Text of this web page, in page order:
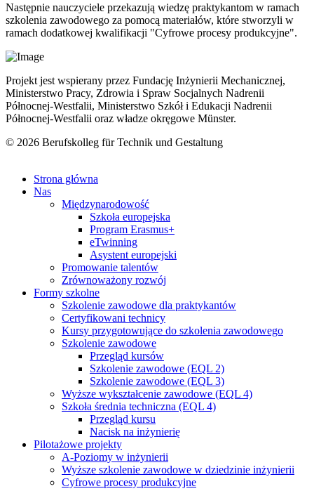
Następnie nauczyciele przekazują wiedzę praktykantom w ramach
szkolenia zawodowego za pomocą materiałów, które stworzyli w
ramach dodatkowej kwalifikacji "Cyfrowe procesy produkcyjne".
Projekt jest wspierany przez Fundację Inżynierii Mechanicznej,
Ministerstwo Pracy, Zdrowia i Spraw Socjalnych Nadrenii
Północnej-Westfalii, Ministerstwo Szkół i Edukacji Nadrenii
Północnej-Westfalii oraz władze okręgowe Münster.
© 2026 Berufskolleg für Technik und Gestaltung
Strona główna
Nas
Międzynarodowość
Szkoła europejska
Program Erasmus+
eTwinning
Asystent europejski
Promowanie talentów
Zrównoważony rozwój
Formy szkolne
Szkolenie zawodowe dla praktykantów
Certyfikowani technicy
Kursy przygotowujące do szkolenia zawodowego
Szkolenie zawodowe
Przegląd kursów
Szkolenie zawodowe (EQL 2)
Szkolenie zawodowe (EQL 3)
Wyższe wykształcenie zawodowe (EQL 4)
Szkoła średnia techniczna (EQL 4)
Przegląd kursu
Nacisk na inżynierię
Pilotażowe projekty
A-Poziomy w inżynierii
Wyższe szkolenie zawodowe w dziedzinie inżynierii
Cyfrowe procesy produkcyjne